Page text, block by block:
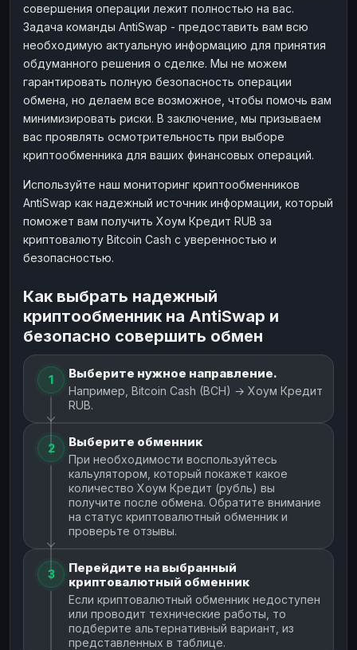
совершения операции лежит полностью на вас.
Задача команды AntiSwap - предоставить вам всю
необходимую актуальную информацию для принятия
обдуманного решения о сделке. Мы не можем
гарантировать полную безопасность операции
обмена, но делаем все возможное, чтобы помочь вам
минимизировать риски. В заключение, мы призываем
вас проявлять осмотрительность при выборе
криптообменника для ваших финансовых операций.
Используйте наш мониторинг криптообменников
AntiSwap как надежный источник информации, который
поможет вам получить Хоум Кредит RUB за
криптовалюту Bitcoin Cash с уверенностью и
безопасностью.
Как выбрать надежный
криптообменник на AntiSwap и
безопасно совершить обмен
1 Выберите нужное направление.
Например, Bitcoin Cash (BCH) → Хоум Кредит
RUB.
2 Выберите обменник
При необходимости воспользуйтесь
кальулятором, который покажет какое
количество Хоум Кредит (рубль) вы
получите после обмена. Обратите внимание
на статус криптовалютный обменник и
проверьте отзывы.
3
Перейдите на выбранный
криптовалютный обменник
Если криптовалютный обменник недоступен
или проводит технические работы, то
подберите альтернативный вариант, из
представленных в таблице.